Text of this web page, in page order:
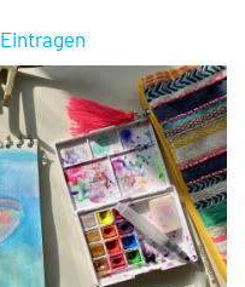
Eintragen